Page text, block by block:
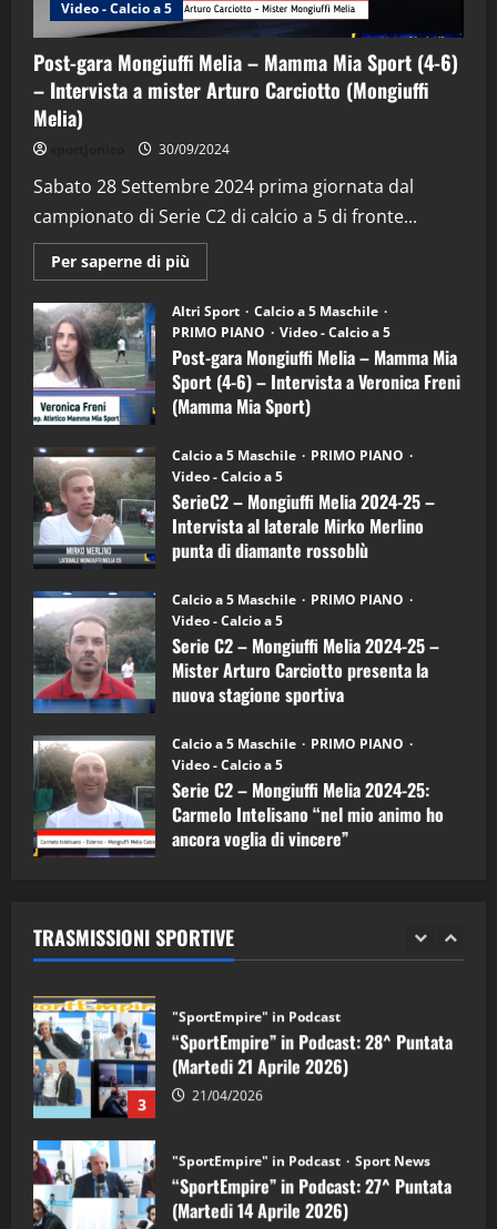
Video - Calcio a 5
Post-gara Mongiuffi Melia – Mamma Mia Sport (4-6)
– Intervista a mister Arturo Carciotto (Mongiuffi
Melia)
30/09/2024
Sabato 28 Settembre 2024 prima giornata dal
campionato di Serie C2 di calcio a 5 di fronte...
Per saperne di più
informazioni
Post-
gara
Mongiuffi
Melia
–
Mamma
Mia
Sport
6)
–
Intervista
a
mister
Arturo
Carciotto
(Mongiuffi
Altri Sport
Calcio a 5 Maschile
PRIMO PIANO
Video - Calcio a 5
Post-gara Mongiuffi Melia – Mamma Mia
Sport (4-6) – Intervista a Veronica Freni
(Mamma Mia Sport)
Calcio a 5 Maschile
PRIMO PIANO
Video - Calcio a 5
SerieC2 – Mongiuffi Melia 2024-25 –
Intervista al laterale Mirko Merlino
punta di diamante rossoblù
Calcio a 5 Maschile
PRIMO PIANO
Video - Calcio a 5
Serie C2 – Mongiuffi Melia 2024-25 –
Mister Arturo Carciotto presenta la
nuova stagione sportiva
Calcio a 5 Maschile
PRIMO PIANO
Video - Calcio a 5
Serie C2 – Mongiuffi Melia 2024-25:
Carmelo Intelisano “nel mio animo ho
ancora voglia di vincere”
TRASMISSIONI SPORTIVE
2
“SportEmpire” in Podcast: 29^ Puntata
(Martedi 28 Aprile 2026)
28/04/2026
3
"SportEmpire" in Podcast
“SportEmpire” in Podcast: 28^ Puntata
(Martedi 21 Aprile 2026)
21/04/2026
4
“SportEmpire” in Podcast: 27^ Puntata
(Martedi 14 Aprile 2026)
15/04/2026
5
“SportEmpire” in Podcast: 26^ Puntata
(Martedi 07 Aprile 2026)
08/04/2026
1
“SportEmpire” in Podcast: 30^ Puntata
(Martedi 05 Maggio 2026)
08/05/2026
2 28/04/2026
3
“SportEmpire” in Podcast: 28^ Puntata
(Martedi 21 Aprile 2026)
“SportEmpire” in Podcast: 27^ Puntata
(Martedi 14 Aprile 2026)